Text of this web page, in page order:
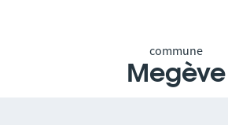
commune
Megève